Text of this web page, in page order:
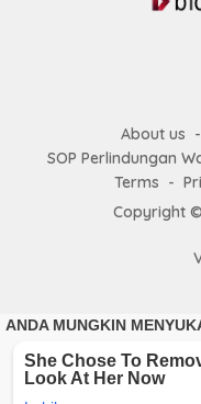
About us
SOP Perlindungan
Terms
Copyright ©